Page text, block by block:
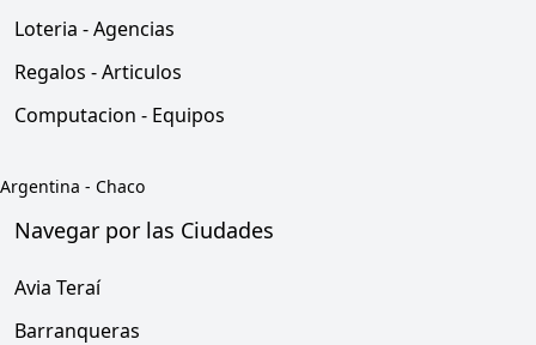
Loteria - Agencias
Regalos - Articulos
Computacion - Equipos
Argentina - Chaco
Navegar por las Ciudades
Avia Teraí
Barranqueras